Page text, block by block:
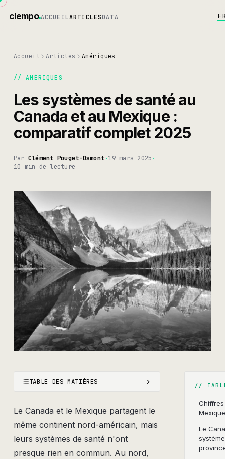
clempo ACCUEIL ARTICLESDATA
Accueil Articles Amériques
//AMÉRIQUES
Les systèmes de santé au
Canada et au Mexique :
comparatif complet 2025
Par Clément Pouget-Osmont·19 mars 2025 ·
10 min de lecture
TABLE DES MATIÈRES
Le Canada et le Mexique partagent le
même continent nord-américain, mais
leurs systèmes de santé n'ont
presque rien en commun. Au nord,
//
Mexique
Le